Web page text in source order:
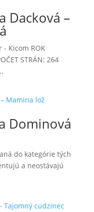
Dacková –
- Kicom ROK
STRÁN: 264
Dominová
do kategórie tých
a neostávajú